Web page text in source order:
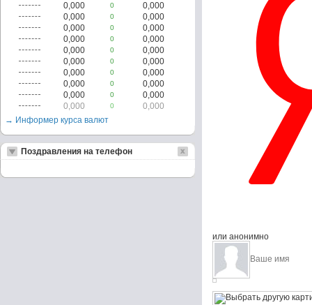
или анонимно
0,000
0
0,000
0,000
0
0,000
0,000
0
0,000
0,000
0
0,000
0,000
0
0,000
0,000
0
0,000
0,000
0
0,000
0,000
0
0,000
0,000
0
0,000
0,000
0
0,000
→ Информер курса валют
Поздравления на телефон